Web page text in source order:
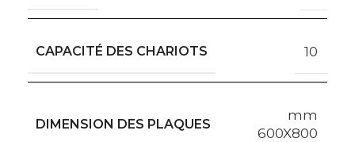
CAPACITÉ DES CHARIOTS 10
DIMENSION DES PLAQUES
mm
600X800